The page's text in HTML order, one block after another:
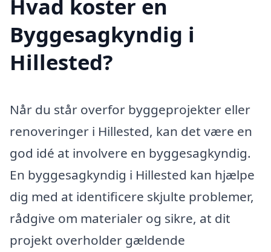
Hvad koster en
Byggesagkyndig i
Hillested?
Når du står overfor byggeprojekter eller
renoveringer i Hillested, kan det være en
god idé at involvere en byggesagkyndig.
En byggesagkyndig i Hillested kan hjælpe
dig med at identificere skjulte problemer,
rådgive om materialer og sikre, at dit
projekt overholder gældende